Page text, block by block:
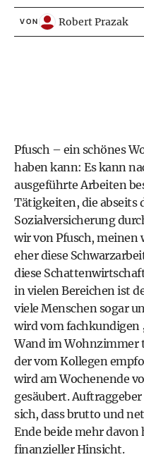
VON Robert Prazak
Pfusch – ein schönes
haben kann: Es kann
ausgeführte Arbeiten
Tätigkeiten, die abseits
Sozialversicherung
wir von Pfusch, meinen
eher diese
diese
in vielen Bereichen ist
viele Menschen sogar
wird vom fachkundigen
Wand im Wohnzimmer
der vom Kollegen
wird am Wochenende
gesäubert.
sich, dass brutto und
Ende beide mehr
finanzieller Hinsicht.